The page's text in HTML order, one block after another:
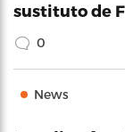
sustituto de
0
News